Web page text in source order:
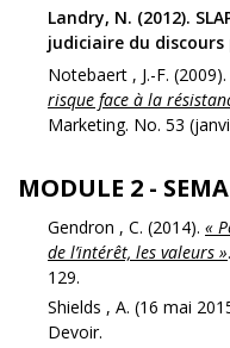
Landry, N. (2012).
judiciaire du discours
Notebaert , J.-F. (2009).
risque face à la
Marketing. No. 53
MODULE 2 -
Gendron , C. (2014). «
de l’intérêt, les valeurs »
129.
Shields , A. (16 mai
Devoir.